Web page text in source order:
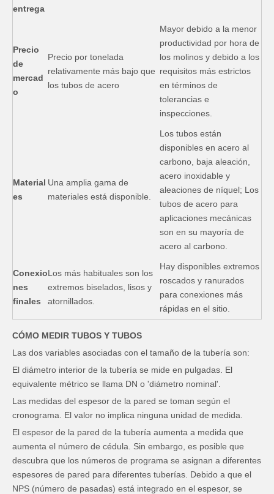
entrega
Precio
de
mercad
o
Precio por tonelada
relativamente más bajo que
los tubos de acero
Mayor debido a la menor
productividad por hora de
los molinos y debido a los
requisitos más estrictos
en términos de
tolerancias e
inspecciones.
Material
es
Una amplia gama de
materiales está disponible.
Los tubos están
disponibles en acero al
carbono, baja aleación,
acero inoxidable y
aleaciones de níquel; Los
tubos de acero para
aplicaciones mecánicas
son en su mayoría de
acero al carbono.
Conexio
nes
finales
Los más habituales son los
extremos biselados, lisos y
atornillados.
Hay disponibles extremos
roscados y ranurados
para conexiones más
rápidas en el sitio.
CÓMO MEDIR TUBOS Y TUBOS
Las dos variables asociadas con el tamaño de la tubería son:
El diámetro interior de la tubería se mide en pulgadas. El
equivalente métrico se llama DN o 'diámetro nominal'.
Las medidas del espesor de la pared se toman según el
cronograma. El valor no implica ninguna unidad de medida.
El espesor de la pared de la tubería aumenta a medida que
aumenta el número de cédula. Sin embargo, es posible que
descubra que los números de programa se asignan a diferentes
espesores de pared para diferentes tuberías. Debido a que el
NPS (número de pasadas) está integrado en el espesor, se